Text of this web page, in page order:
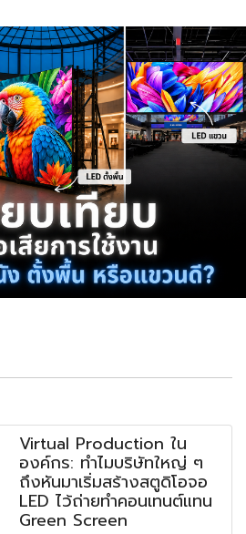
Virtual Production ใน
องค์กร: ทำไมบริษัทใหญ่ ๆ
ถึงหันมาเริ่มสร้างสตูดิโอจอ
LED ไว้ถ่ายทำคอนเทนต์แทน
Green Screen